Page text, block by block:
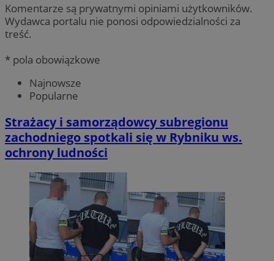
Komentarze są prywatnymi opiniami użytkowników.
Wydawca portalu nie ponosi odpowiedzialności za
treść.
* pola obowiązkowe
Najnowsze
Popularne
Strażacy i samorządowcy subregionu
zachodniego spotkali się w Rybniku ws.
ochrony ludności